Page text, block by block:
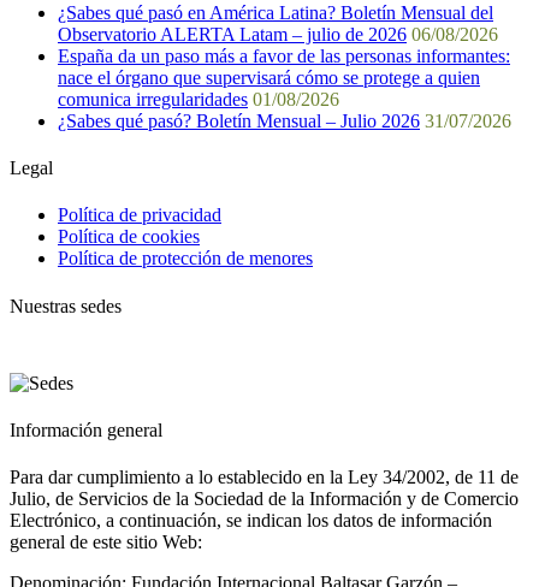
¿Sabes qué pasó en América Latina? Boletín Mensual del
Observatorio ALERTA Latam – julio de 2026 06/08/2026
España da un paso más a favor de las personas informantes:
nace el órgano que supervisará cómo se protege a quien
comunica irregularidades 01/08/2026
¿Sabes qué pasó? Boletín Mensual – Julio 2026 31/07/2026
Legal
Política de privacidad
Política de cookies
Política de protección de menores
Nuestras sedes
Información general
Para dar cumplimiento a lo establecido en la Ley 34/2002, de 11 de
Julio, de Servicios de la Sociedad de la Información y de Comercio
Electrónico, a continuación, se indican los datos de información
general de este sitio Web: